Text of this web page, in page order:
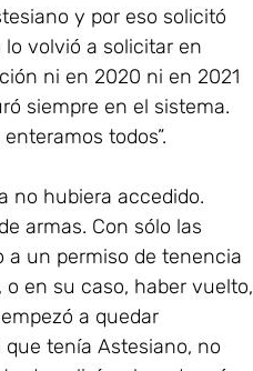
y por eso solicitó
volvió a solicitar en
ni en 2020 ni en 2021
siempre en el sistema.
todos”.
no hubiera accedido.
armas. Con sólo las
a un permiso de tenencia
o en su caso, haber vuelto,
a quedar
tenía Astesiano, no